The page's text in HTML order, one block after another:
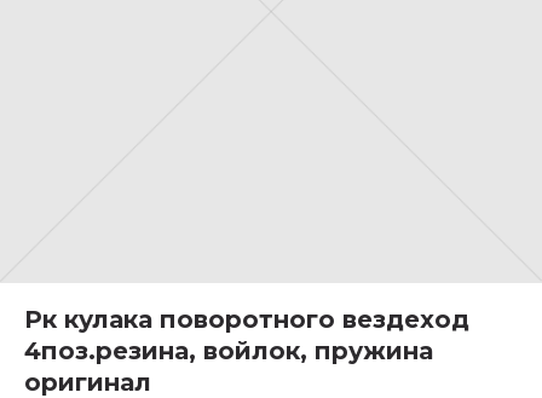
Рк кулака поворотного вездеход
4поз.резина, войлок, пружина
оригинал